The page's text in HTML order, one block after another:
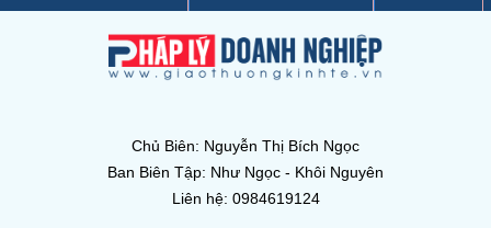
Chủ Biên: Nguyễn Thị Bích Ngọc
Ban Biên Tập: Như Ngọc - Khôi Nguyên
Liên hệ: 0984619124